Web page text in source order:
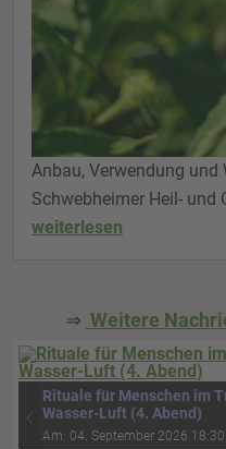
Anbau, Verwendung
Schwebheimer Heil- und
weiterlesen
⇒ Weitere
Rituale für Menschen im
Wasser-Luft (4. Abend)
Am: 04. September 2026 18:30
‹